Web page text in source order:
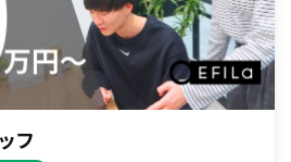
フ